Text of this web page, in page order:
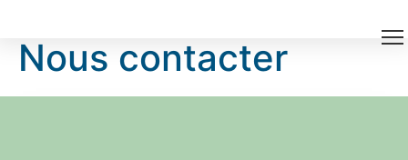
Nous contacter